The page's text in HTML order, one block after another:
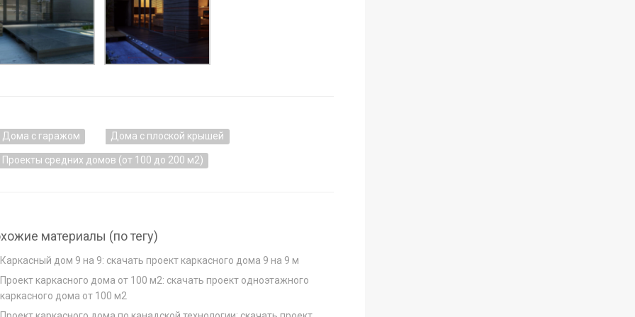
Дома с гаражом Дома с плоской крышей
Проекты средних домов (от 100 до 200 м2)
материалы (по тегу)
Каркасный дом 9 на 9: скачать проект каркасного дома 9 на 9 м
Проект каркасного дома от 100 м2: скачать проект одноэтажного
каркасного дома от 100 м2